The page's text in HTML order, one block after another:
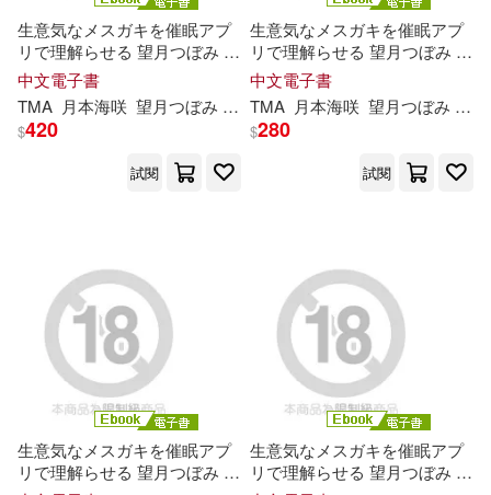
長谷川裕一(37)
唐文辭書編委會(36)
富野由悠季(36)
星球地圖出版社(35)
陳明宗(35)
國立海洋生物博物館(34)
上海古籍出版社(213)
上海科學技術文獻出版社(210)
浙江大學出版社(205)
台灣角川(203)
法律出版社(199)
上海科學技術出版社(197)
生意気なメスガキを催眠アプ
リで理解らせる 望月つぼみ 月
本海咲 紬希
書)
中文電子書
TMA 月本海咲 望月つぼみ 紬 希ゆら
$420
試閱
生意気なメスガキを催眠アプ
リで理解らせる 望月つぼみ 月
本海咲 紬希
書)
中文電子書
TMA 月本海咲 望月つぼみ 紬
$280
試閱
生意気なメスガキを催眠アプ
リで理解らせる 望月つぼみ 月
生意気なメスガキを催眠アプ
リで理解らせる 望月つぼみ 月